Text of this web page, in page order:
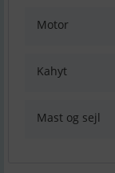
Motor
Kahyt
Mast og sejl